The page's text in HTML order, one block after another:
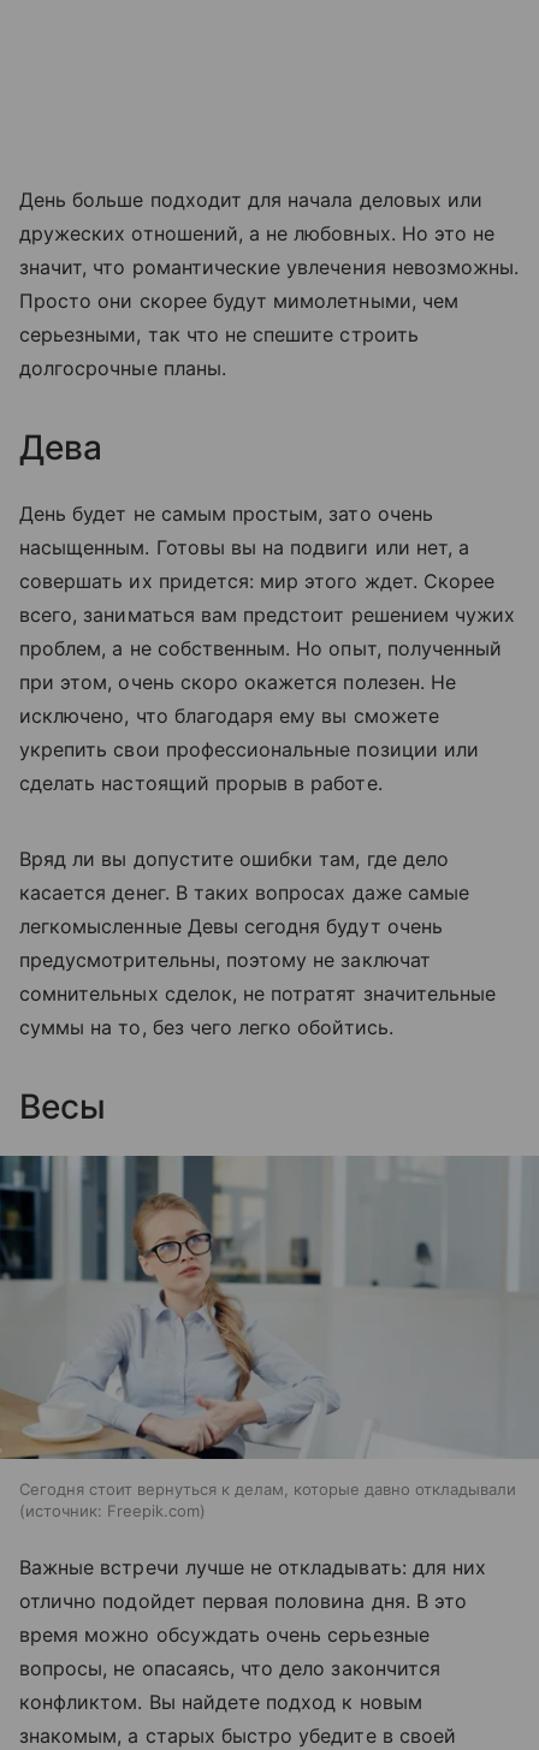
День больше подходит для начала деловых или
дружеских отношений, а не любовных. Но это не
значит, что романтические увлечения невозможны.
Просто они скорее будут мимолетными, чем
серьезными, так что не спешите строить
долгосрочные планы.
Дева
День будет не самым простым, зато очень
насыщенным. Готовы вы на подвиги или нет, а
совершать их придется: мир этого ждет. Скорее
всего, заниматься вам предстоит решением чужих
проблем, а не собственным. Но опыт, полученный
при этом, очень скоро окажется полезен. Не
исключено, что благодаря ему вы сможете
укрепить свои профессиональные позиции или
сделать настоящий прорыв в работе.
Вряд ли вы допустите ошибки там, где дело
касается денег. В таких вопросах даже самые
легкомысленные Девы сегодня будут очень
предусмотрительны, поэтому не заключат
сомнительных сделок, не потратят значительные
суммы на то, без чего легко обойтись.
Весы
Сегодня стоит вернуться к делам, которые давно откладывали
источник: Freepik.com
Важные встречи лучше не откладывать: для них
отлично подойдет первая половина дня. В это
время можно обсуждать очень серьезные
вопросы, не опасаясь, что дело закончится
конфликтом. Вы найдете подход к новым
знакомым, а старых быстро убедите в своей